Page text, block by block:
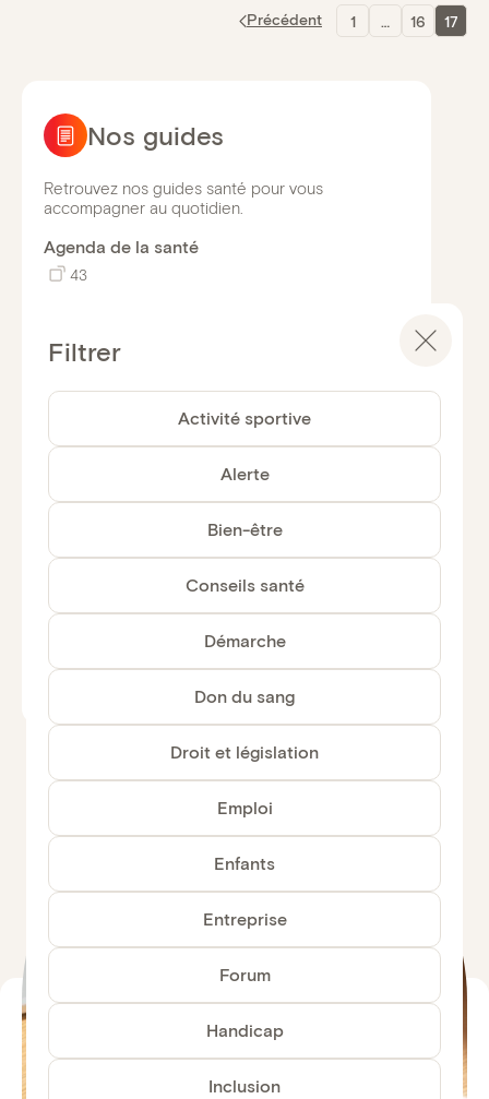
Activité sportive
Alerte
Bien-être
Conseils santé
Démarche
Don du sang
Droit et législation
Emploi
Enfants
Entreprise
Forum
Handicap
Inclusion
publications
Précédent 1 … 16 17
Nos guides
Retrouvez nos guides santé pour vous
accompagner au quotidien.
Agenda de la santé
43
110
110
Définitions santé
Prévention et bien-être
150
Voir tous les guides